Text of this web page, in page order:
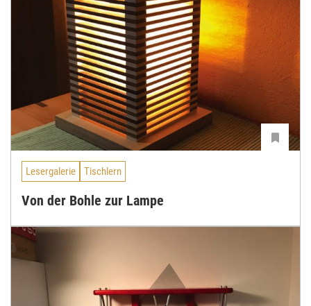
Lesergalerie Tischlern
Von der Bohle zur Lampe